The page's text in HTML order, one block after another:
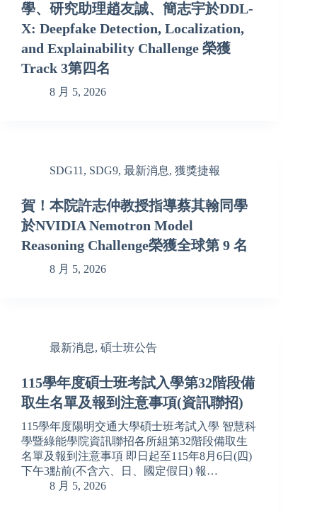
學、研究助理趙友誠、簡志宇於DDL-
X: Deepfake Detection, Localization,
and Explainability Challenge 榮獲
Track 3第四名
8 月 5, 2026
SDG11 , SDG9, 最新消息, 獲獎捷報
賀！本院許志仲教授指導蔡其翰同學
於NVIDIA Nemotron Model
Reasoning Challenge榮獲全球第 9 名
8 月 5, 2026
最新消息, 碩士班公告
115學年度碩士班考試入學第32階段備
取生名單及報到注意事項(資訊聯招)
115學年度陽明交通大學碩士班考試入學 智慧科
學暨綠能學院資訊聯招各所組第32階段備取生
名單及報到注意事項 即日起至115年8月6日(四)
下午3點前(不含六、日、國定假日) 報…
8 月 5, 2026